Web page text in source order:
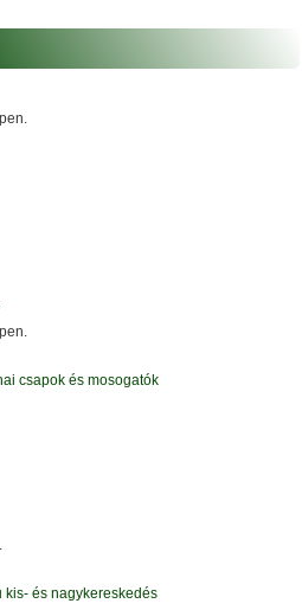
csapok és mosogatók
kis- és nagykereskedés